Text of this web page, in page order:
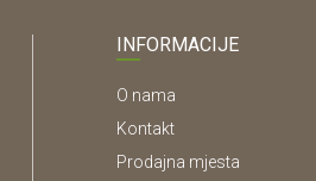
INFORMACIJE
O nama
Kontakt
Prodajna mjesta